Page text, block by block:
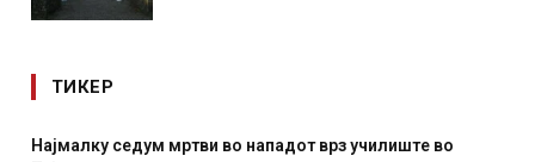
ТИКЕР
седум мртви во нападот врз училиште во